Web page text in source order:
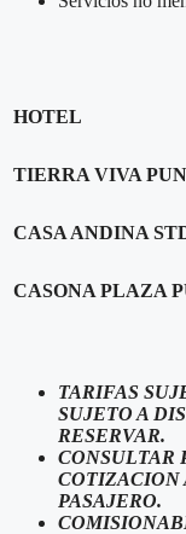
HOTEL
TIERRA VIVA
CASA ANDINA
CASONA PLAZA
TARIFAS
SUJETO A
RESERVAR.
CONSULTAR
COTIZACION
PASAJERO.